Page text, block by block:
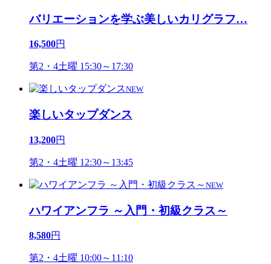
バリエーションを学ぶ美しいカリグラフ…
16,500円
第2・4土曜 15:30～17:30
NEW
楽しいタップダンス
13,200円
第2・4土曜 12:30～13:45
NEW
ハワイアンフラ ～入門・初級クラス～
8,580円
第2・4土曜 10:00～11:10